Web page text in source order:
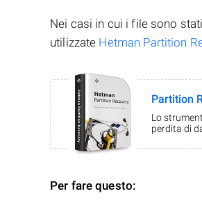
Nei casi in cui i file sono
utilizzate Hetman Partition
Partition
Lo
perdita di
Per fare questo: